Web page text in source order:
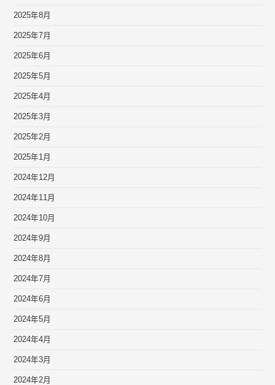
2025年8月
2025年7月
2025年6月
2025年5月
2025年4月
2025年3月
2025年2月
2025年1月
2024年12月
2024年11月
2024年10月
2024年9月
2024年8月
2024年7月
2024年6月
2024年5月
2024年4月
2024年3月
2024年2月